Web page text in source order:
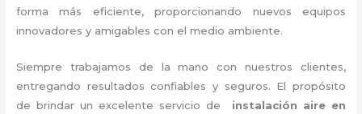
forma más eficiente, proporcionando nuevos equipos
innovadores y amigables con el medio ambiente.
Siempre trabajamos de la mano con nuestros clientes,
entregando resultados confiables y seguros. El propósito
de brindar un excelente servicio de instalación aire en